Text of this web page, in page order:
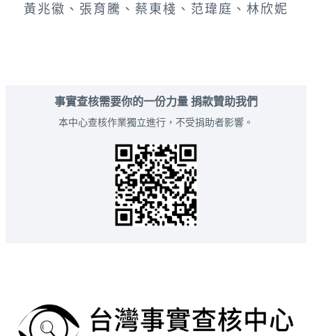
黃兆徽、張育騰、蔡東棧、范瑋庭、林欣妮
事實查核需要你的一份力量 捐款贊助我們
本中心查核作業獨立進行，不受捐助者影響。